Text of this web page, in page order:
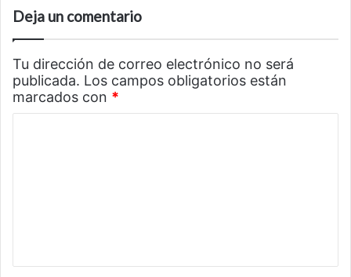
Deja un comentario
Tu dirección de correo electrónico no será
publicada. Los campos obligatorios están
marcados con *
a